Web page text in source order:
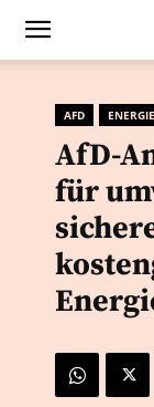
AFD ENERGIE
AfD-
für